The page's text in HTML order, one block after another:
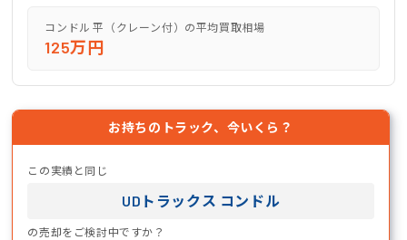
コンドル 平（クレーン付）の平均買取相場
125万円
お持ちのトラック、今いくら？
この実績と同じ
UDトラックス コンドル
の売却をご検討中ですか？